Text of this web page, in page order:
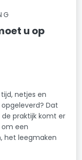
u op
netjes en
Dat
praktijk komt er
een
het leegmaken